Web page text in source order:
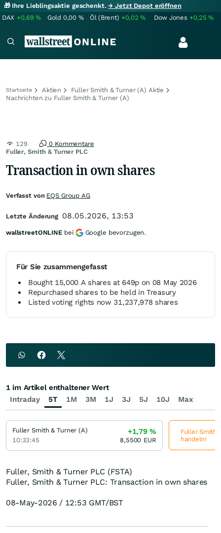
🎁 Ihre Lieblingsaktie geschenkt.→ Jetzt Depot eröffnen
DAX +0,69% Gold 0,00 % Öl (Brent) +0,02% Dow Jones +0,25%
Startseite Aktien
Fuller Smith & Turner (A) Aktie
Nachrichten zu Fuller Smith & Turner (A)
Fuller, Smith & Turner PLC
129 0 Kommentare
Transaction in own shares
Für Sie zusammengefasst
Bought 15,000 A shares at 649p on 08 May 2026
Repurchased shares to be held in Treasury
Listed voting rights now 31,237,978 shares
Fuller, Smith & Turner PLC (FSTA)
Fuller, Smith & Turner PLC: Transaction in own shares
08-May-2026 / 12:53 GMT/BST
Verfasst von EQS Group AG
Letzte Änderung 08.05.2026, 13:53
wallstreetONLINE bei Google bevorzugen.
Intraday 5T 1M 3M 1J 3J 5J 10J Max
1 im Artikel enthaltener Wert
Fuller Smith & Turner (A)
10:33:45
+1,79%
8,5500 EUR
Fuller Smith
handeln!